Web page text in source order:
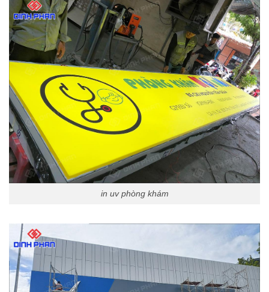
in uv phòng khám